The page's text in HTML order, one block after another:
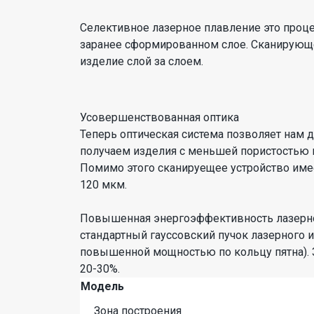
Селективное лазерное плавление это
заранее сформированном слое.
изделие слой за слоем.
Усовершенствованная оптика
Теперь оптическая система позволяет нам
получаем изделия с меньшей
Помимо этого сканируещее устройство
120 мкм.
Повышенная энергоэффективность
стандартный гауссовский пучок
повышенной мощностью по кольцу пятна).
20-30%.
Модель
Зона построения